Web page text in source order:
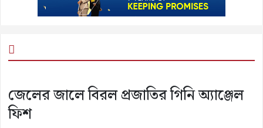
জেলের জালে বিরল প্রজাতির গিনি অ্যাঞ্জেল
ফিশ